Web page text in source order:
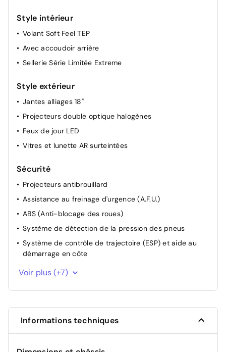
Renault Multi-Sense (choix de modes de conduite)
Style intérieur
Volant Soft Feel TEP
Avec accoudoir arrière
Sellerie Série Limitée Extreme
Style extérieur
Jantes alliages 18"
Projecteurs double optique halogènes
Feux de jour LED
Vitres et lunette AR surteintées
Sécurité
Projecteurs antibrouillard
Assistance au freinage d'urgence (A.F.U.)
ABS (Anti-blocage des roues)
Système de détection de la pression des pneus
Système de contrôle de trajectoire (ESP) et aide au
démarrage en côte
Frein de parking assisté
Système de fixation ISOFIX
Voir plus (+7)
Informations techniques